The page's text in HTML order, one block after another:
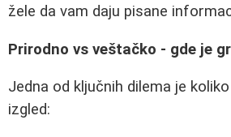
žele da vam daju pisane
Prirodno vs veštačko - gde je
Jedna od ključnih dilema je
izgled: